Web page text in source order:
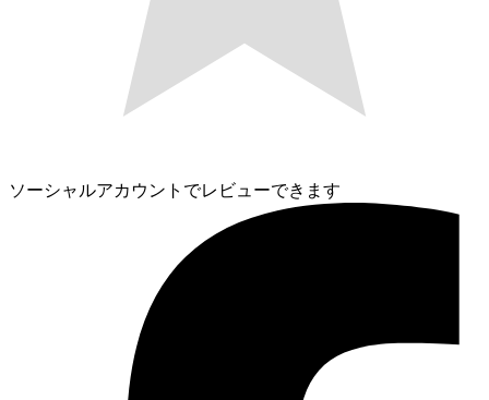
ソーシャルアカウントでレビューできます